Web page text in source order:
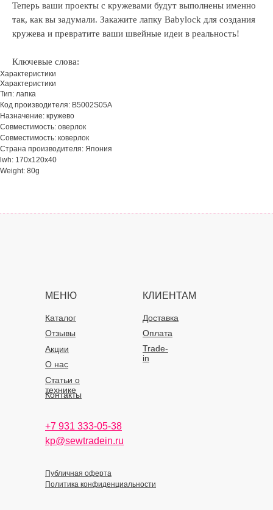
Теперь ваши проекты с кружевами будут выполнены именно
так, как вы задумали. Закажите лапку Babylock для создания
кружева и превратите ваши швейные идеи в реальность!
Ключевые слова:
Характеристики
Характеристики
Тип: лапка
Код производителя: B5002S05A
Назначение: кружево
Совместимость: оверлок
Совместимость: коверлок
Страна производителя: Япония
lwh: 170x120x40
Weight: 80g
МЕНЮ КЛИЕНТАМ
Каталог
О нас
Доставка
Статьи о
технике
Оплата
Отзывы
Акции
Контакты
Trade-
in
+7 931 333-05-38
kp@sewtradein.ru
Политика конфиденциальности
Публичная оферта